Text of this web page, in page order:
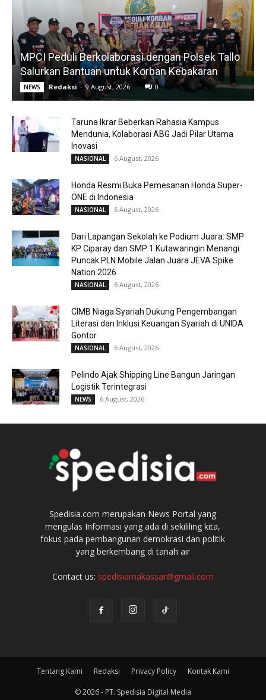
MPCI Peduli Berkolaborasi dengan Polsek Tallo
Salurkan Bantuan untuk Korban Kebakaran
NEWS Redaksi - 9 August, 2026 0
Taruna Ikrar Beberkan Rahasia Kampus
Mendunia, Kolaborasi ABG Jadi Pilar Utama
Inovasi
NASIONAL 6 August, 2026
Honda Resmi Buka Pemesanan Honda Super-
ONE di Indonesia
NASIONAL 6 August, 2026
Dari Lapangan Sekolah ke Podium Juara: SMP
KP Ciparay dan SMP 1 Kutawaringin Menangi
Puncak PLN Mobile Jalan Juara JEVA Spike
Nation 2026
NASIONAL 6 August, 2026
CIMB Niaga Syariah Dukung Pengembangan
Literasi dan Inklusi Keuangan Syariah di UNIDA
Gontor
NASIONAL 6 August, 2026
Pelindo Ajak Shipping Line Bangun Jaringan
Logistik Terintegrasi
NEWS 6 August, 2026
Spedisia.com merupakan News Portal yang
mengulas Informasi yang ada di sekililing kita,
fokus pada pembangunan demokrasi dan politik
yang berkembang di tanah air
Contact us: spedisiamakassar@gmail.com
Tentang Kami Redaksi Privacy Policy Kontak Kami
© 2026 - PT. Spedisia Digital Media